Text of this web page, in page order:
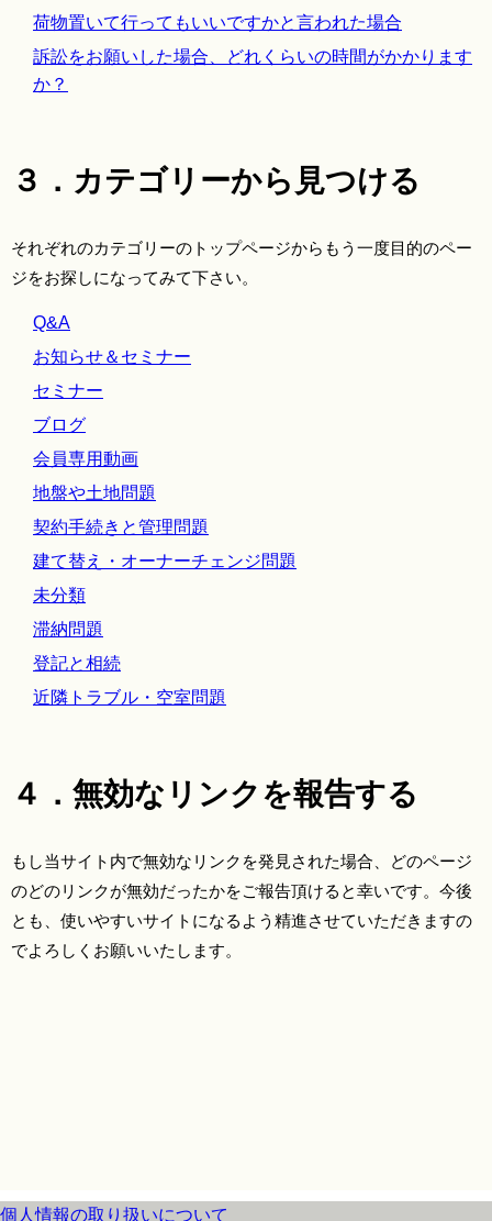
荷物置いて行ってもいいですかと言われた場合
訴訟をお願いした場合、どれくらいの時間がかかります
か？
３．カテゴリーから見つける
それぞれのカテゴリーのトップページからもう一度目的のペー
ジをお探しになってみて下さい。
Q&A
お知らせ＆セミナー
セミナー
ブログ
会員専用動画
地盤や土地問題
契約手続きと管理問題
建て替え・オーナーチェンジ問題
未分類
滞納問題
登記と相続
近隣トラブル・空室問題
４．無効なリンクを報告する
もし当サイト内で無効なリンクを発見された場合、どのページ
のどのリンクが無効だったかをご報告頂けると幸いです。今後
とも、使いやすいサイトになるよう精進させていただきますの
でよろしくお願いいたします。
個人情報の取り扱いについて